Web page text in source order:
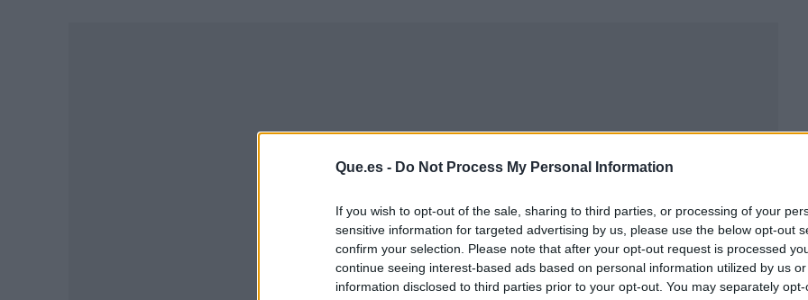
Que.es - Do Not Process My Personal Information
If you wish to opt-out of the sale, sharing to third parties, or processing of your
sensitive information for targeted advertising by us, please use the below opt-out
confirm your selection. Please note that after your opt-out request is processed
continue seeing interest-based ads based on personal information utilized by us
information disclosed to third parties prior to your opt-out. You may separately
Publicidad